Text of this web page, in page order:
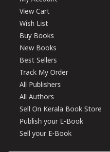
View Cart
Wish List
Buy Books
New Books
Best Sellers
Track My Order
All Publishers
All Authors
Sell On Kerala Book Store
Publish your E-Book
Sell your E-Book